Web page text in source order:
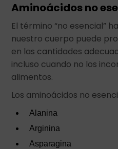
Aminoácidos no
El término “no esencial”
nuestro cuerpo puede
en las cantidades
incluso cuando no los
alimentos.
Los aminoácidos no
Alanina
Arginina
Asparagina